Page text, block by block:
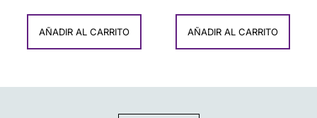
AÑADIR AL CARRITO AÑADIR AL CARRITO